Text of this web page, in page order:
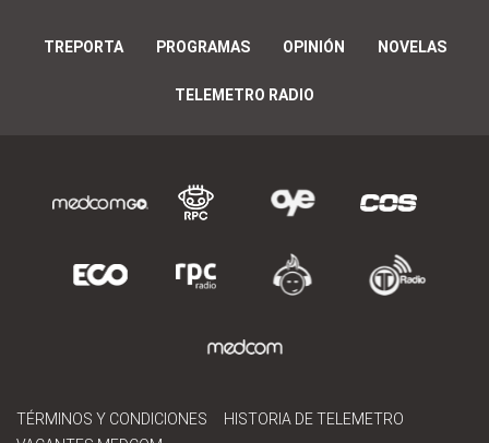
TREPORTA PROGRAMAS OPINIÓN NOVELAS
TELEMETRO RADIO
TÉRMINOS Y CONDICIONES
HISTORIA DE TELEMETRO